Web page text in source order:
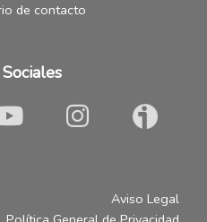
de contacto
Aviso Legal